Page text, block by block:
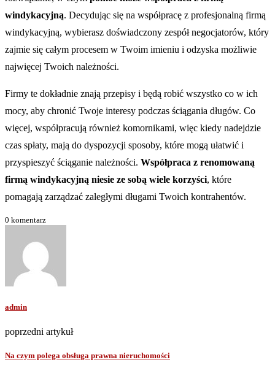
windykacyjną. Decydując się na współpracę z profesjonalną firmą
windykacyjną, wybierasz doświadczony zespół negocjatorów, który
zajmie się całym procesem w Twoim imieniu i odzyska możliwie
najwięcej Twoich należności.
Firmy te dokładnie znają przepisy i będą robić wszystko co w ich
mocy, aby chronić Twoje interesy podczas ściągania długów. Co
więcej, współpracują również komornikami, więc kiedy nadejdzie
czas spłaty, mają do dyspozycji sposoby, które mogą ułatwić i
przyspieszyć ściąganie należności. Współpraca z renomowaną
firmą windykacyjną niesie ze sobą wiele korzyści, które
pomagają zarządzać zaległymi długami Twoich kontrahentów.
0 komentarz
admin
poprzedni artykuł
Na czym polega obsługa prawna nieruchomości